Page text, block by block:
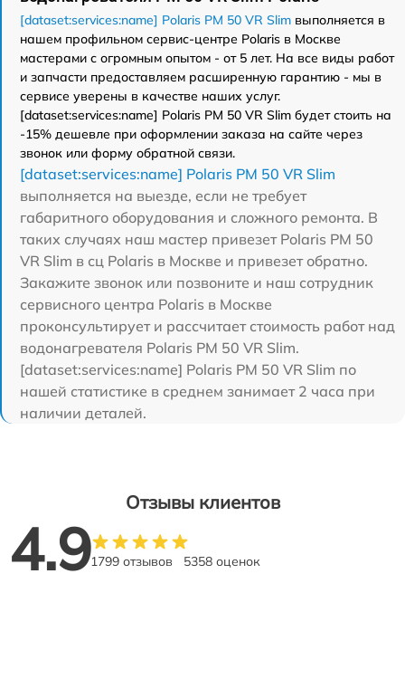
[dataset:services:name] Polaris PM 50 VR Slim выполняется в
нашем профильном сервис-центре Polaris в Москве
мастерами с огромным опытом - от 5 лет. На все виды работ
и запчасти предоставляем расширенную гарантию - мы в
сервисе уверены в качестве наших услуг.
[dataset:services:name] Polaris PM 50 VR Slim будет стоить на
-15% дешевле при оформлении заказа на сайте через
звонок или форму обратной связи.
[dataset:services:name] Polaris PM 50 VR Slim
выполняется на выезде, если не требует
габаритного оборудования и сложного ремонта. В
таких случаях наш мастер привезет Polaris PM 50
VR Slim в сц Polaris в Москве и привезет обратно.
Закажите звонок или позвоните и наш сотрудник
сервисного центра Polaris в Москве
проконсультирует и рассчитает стоимость работ над
водонагревателя Polaris PM 50 VR Slim.
[dataset:services:name] Polaris PM 50 VR Slim по
нашей статистике в среднем занимает 2 часа при
наличии деталей.
Отзывы клиентов
4.91799 отзывов 5358 оценок